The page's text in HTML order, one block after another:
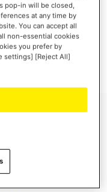
as encomendas mais
das suas encomendas e
pop-in will be closed,
at any time by
You can accept all
non-essential cookies
you prefer by
settings] [Reject All]